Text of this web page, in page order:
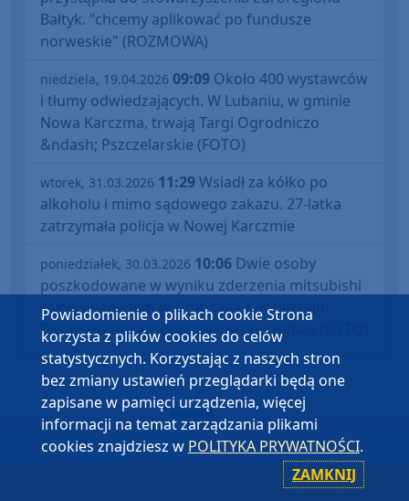
Bałtyk. "chcemy aplikować po fundusze
norweskie" (ROZMOWA)
niedziela, 19.04.2026 09:09 Około 400 wystawców
i tłumy odwiedzających. W Lubaniu, w gminie
Nowa Karczma, trwają Targi Ogrodniczo
&ndash; Pszczelarskie (FOTO)
wtorek, 31.03.2026 11:29Wsiadł za kółko po
alkoholu i mimo sądowego zakazu. 27-latka
zatrzymała policja w Nowej Karczmie
poniedziałek, 30.03.2026 10:06 Dwie osoby
poszkodowane w wyniku zderzenia mitsubishi
z volkswagenem w Grabowie Kościerskim.
Zostały przetransportowane do szpitala (FOTO)
Powiadomienie o plikach cookie Strona
korzysta z plików cookies do celów
statystycznych. Korzystając z naszych stron
bez zmiany ustawień przeglądarki będą one
zapisane w pamięci urządzenia, więcej
informacji na temat zarządzania plikami
cookies znajdziesz w POLITYKA PRYWATNOŚCI.
ZAMKNIJ